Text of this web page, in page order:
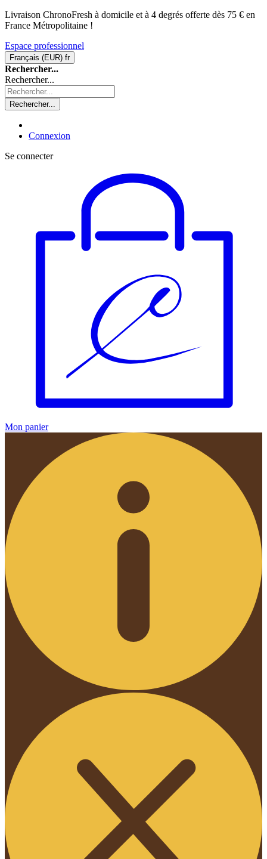
Livraison ChronoFresh à domicile et à 4 degrés offerte dès 75 € en
France Métropolitaine !
Espace professionnel
Français (EUR) fr
Rechercher...
Rechercher...
Rechercher...
Connexion
Se connecter
Mon panier